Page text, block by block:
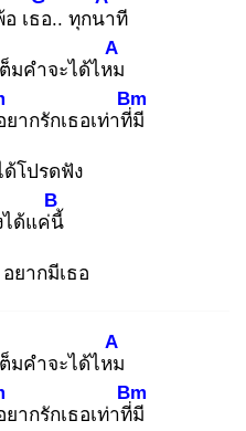
อ เธอ.. ทุกนาที
ต็มคำจะได้ไหม
A
ยากรักเธอเท่าที่มี
Bm
ด้โปรดฟัง
ได้แค่นี้
B
ยากมีเธอ
ต็มคำจะได้ไหม
A
ยากรักเธอเท่าที่มี
Bm